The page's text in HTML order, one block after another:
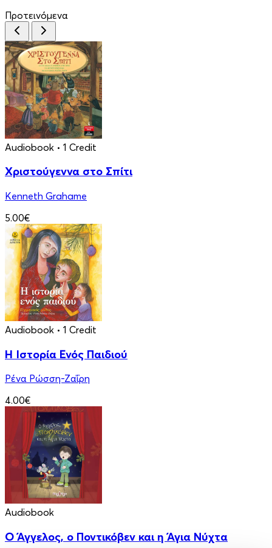
Προτεινόμενα
Audiobook • 1 Credit
Χριστούγεννα στο Σπίτι
Kenneth Grahame
5.00€
Audiobook • 1 Credit
Η Ιστορία Ενός Παιδιού
Ρένα Ρώσση-Ζαΐρη
4.00€
Audiobook
Ο Άγγελος, ο Ποντικόβεν και η Άγια Νύχτα